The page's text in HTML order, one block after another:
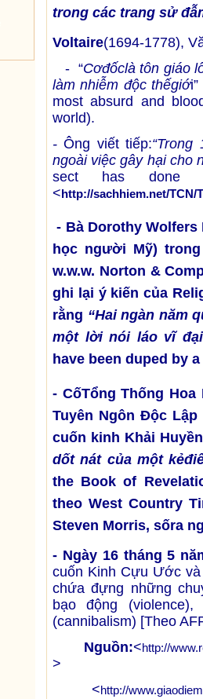
trong các trang sử
Voltaire(1694-1778),
- “Cơđốclà tôn giáo l
làm nhiễm độc thếgiớ
most absurd and
world).
-Ông viết tiếp:“Trong
ngoài việc gây hại cho
sect has done
<http://sachhiem.net/TCN/
- Bà Dorothy
học người Mỹ) trong
w.w.w. Norton &
ghi lại ý kiến của
rằng “Hai ngàn năm
một lời nói láo vĩ
have been duped by
- CốTổng Thống
Tuyên Ngôn Độc
cuốn kinh Khải
dốt nát của một kẻ
the Book of
theo West Country
Steven Morris, sốra
- Ngày 16 tháng 5
cuốn Kinh Cựu Ước
chứa đựng những
bạo động
(cannibalism) [Theo
Nguồn:<http://
>
<http://